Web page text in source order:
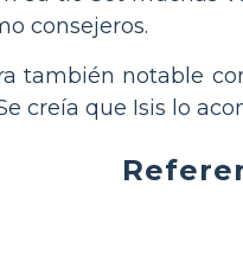
consejeros.
también notable
creía que Isis lo